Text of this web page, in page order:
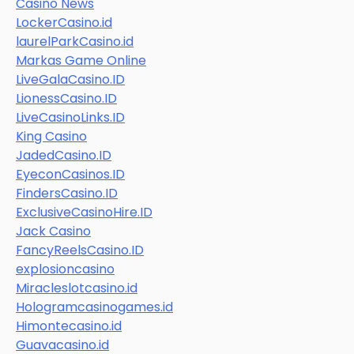
Casino News
LockerCasino.id
laurelParkCasino.id
Markas Game Online
LiveGalaCasino.ID
LionessCasino.ID
LiveCasinoLinks.ID
King Casino
JadedCasino.ID
EyeconCasinos.ID
FindersCasino.ID
ExclusiveCasinoHire.ID
Jack Casino
FancyReelsCasino.ID
explosioncasino
Miracleslotcasino.id
Hologramcasinogames.id
Himontecasino.id
Guavacasino.id